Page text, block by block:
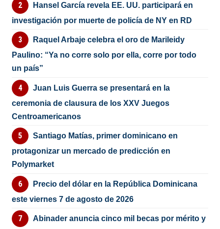
Hansel García revela EE. UU. participará en
investigación por muerte de policía de NY en RD
Raquel Arbaje celebra el oro de Marileidy
Paulino: “Ya no corre solo por ella, corre por todo
un país”
Juan Luis Guerra se presentará en la
ceremonia de clausura de los XXV Juegos
Centroamericanos
Santiago Matías, primer dominicano en
protagonizar un mercado de predicción en
Polymarket
Precio del dólar en la República Dominicana
este viernes 7 de agosto de 2026
Abinader anuncia cinco mil becas por mérito y